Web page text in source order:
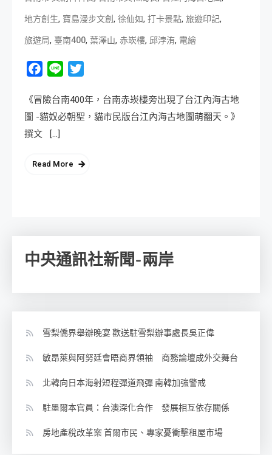
地方創生, 寶島漫步文創 , 徐仙如, 打卡景點, 旅遊印記,
旅遊局, 臺南400, 葉澤山, 赤崁樓, 邱浡洧, 電繪
Facebook
Line
《冒險台南400年，台南赤崁樓旁出現了台江內海古地
圖 -貓奴必朝聖，貓市民版台江內海古地圖萌翻天。》
撰文 […]
Read More
中央通訊社新聞-兩岸
雪梨僑界舉辦晚宴 歡送駐雪梨辦事處長吳正偉
敏昂萊與阿努廷會晤商界領袖 商務論壇成外交舞台
北韓向日本海射短程彈道飛彈 南韓加強警戒
駐墨爾本官員：台澳深化合作 發展相互依存關係
房地產稅改革案 首爾市民、專家憂衝擊租屋市場